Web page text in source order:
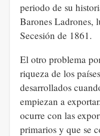
periodo de su
Barones Ladrones,
Secesión de 1861.
El otro problema
riqueza de los
desarrollados
empiezan a
ocurre con las
primarios y que se